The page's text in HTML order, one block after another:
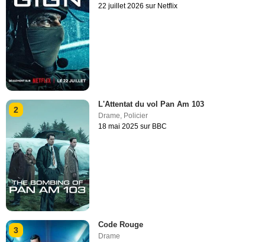
22 juillet 2026 sur Netflix
2
L'Attentat du vol Pan Am 103
Drame, Policier
18 mai 2025 sur BBC
3
Code Rouge
Drame